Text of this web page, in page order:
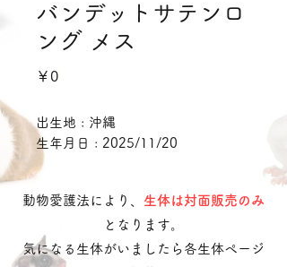
バンデットサテンロ
ング メス
￥0価
出生地 : 沖縄
生年月日 : 2025/11/20
動物愛護法により、 生体は対面販売のみ
となります。
気になる生体がいましたら各生体ページ